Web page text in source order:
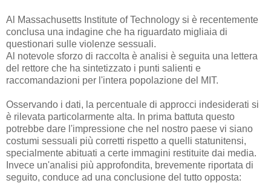
Al Massachusetts Institute of Technology si è recentemente
conclusa una indagine che ha riguardato migliaia di
questionari sulle violenze sessuali.
Al notevole sforzo di raccolta è analisi è seguita una lettera
del rettore che ha sintetizzato i punti salienti e
raccomandazioni per l'intera popolazione del MIT.
Osservando i dati, la percentuale di approcci indesiderati si
è rilevata particolarmente alta. In prima battuta questo
potrebbe dare l'impressione che nel nostro paese vi siano
costumi sessuali più corretti rispetto a quelli statunitensi,
specialmente abituati a certe immagini restituite dai media.
Invece un'analisi più approfondita, brevemente riportata di
seguito, conduce ad una conclusione del tutto opposta: